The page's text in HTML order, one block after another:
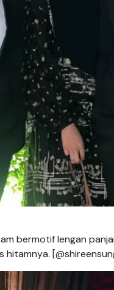
bermotif lengan
hitamnya.